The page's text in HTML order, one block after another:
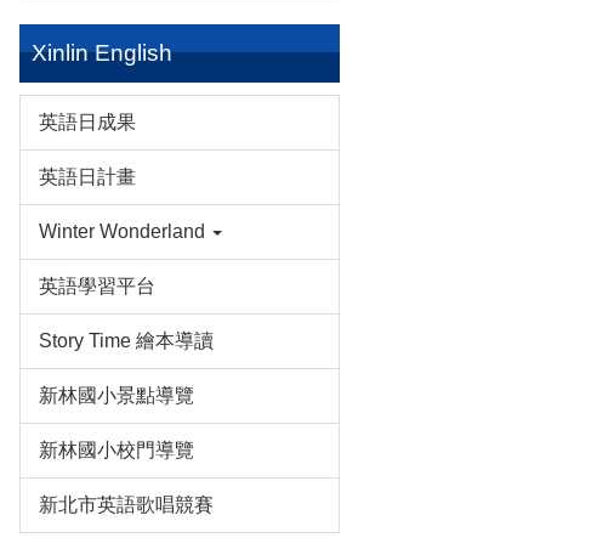
Xinlin English
英語日成果
英語日計畫
Winter Wonderland
英語學習平台
Story Time 繪本導讀
新林國小景點導覽
新林國小校門導覽
新北市英語歌唱競賽